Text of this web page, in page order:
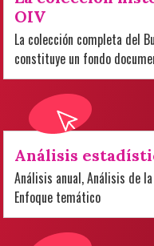
OIV
La colección completa del
constituye un fondo
Análisis
Análisis anual, Análisis de
Enfoque temático